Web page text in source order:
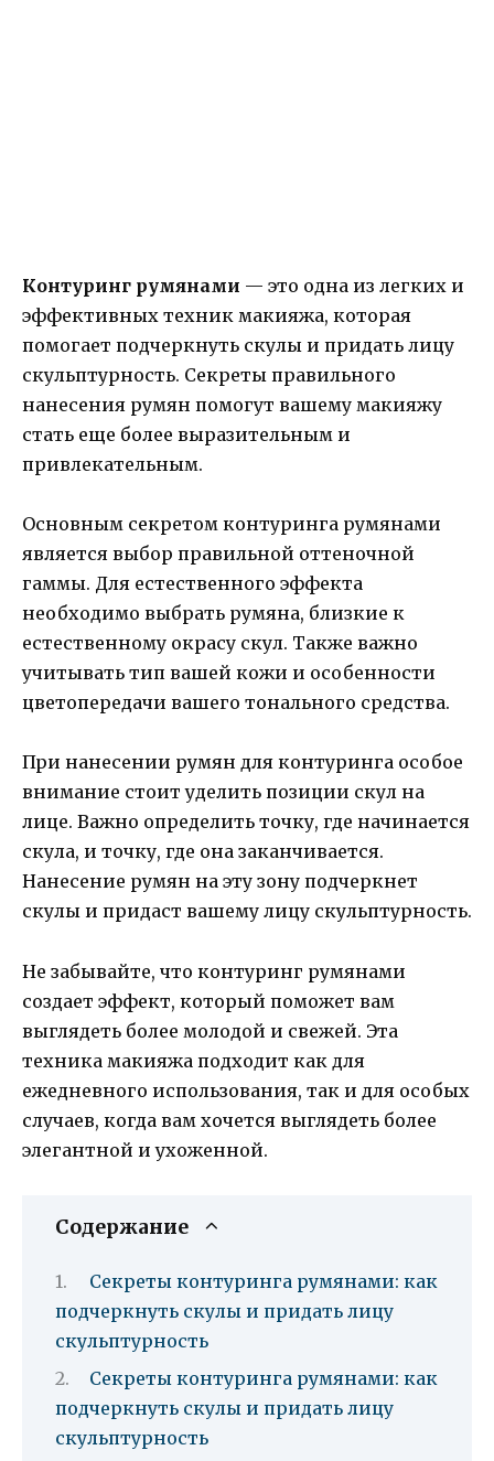
Контуринг румянами — это одна из легких и
эффективных техник макияжа, которая
помогает подчеркнуть скулы и придать лицу
скульптурность. Секреты правильного
нанесения румян помогут вашему макияжу
стать еще более выразительным и
привлекательным.
Основным секретом контуринга румянами
является выбор правильной оттеночной
гаммы. Для естественного эффекта
необходимо выбрать румяна, близкие к
естественному окрасу скул. Также важно
учитывать тип вашей кожи и особенности
цветопередачи вашего тонального средства.
При нанесении румян для контуринга особое
внимание стоит уделить позиции скул на
лице. Важно определить точку, где начинается
скула, и точку, где она заканчивается.
Нанесение румян на эту зону подчеркнет
скулы и придаст вашему лицу скульптурность.
Не забывайте, что контуринг румянами
создает эффект, который поможет вам
выглядеть более молодой и свежей. Эта
техника макияжа подходит как для
ежедневного использования, так и для особых
случаев, когда вам хочется выглядеть более
элегантной и ухоженной.
Содержание
Секреты контуринга румянами: как
подчеркнуть скулы и придать лицу
скульптурность
Секреты контуринга румянами: как
подчеркнуть скулы и придать лицу
скульптурность